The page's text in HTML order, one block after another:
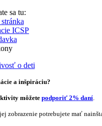
sa tu:
ICSP
o deti
a inšpiráciu?
môžete podporiť 2% daní.
zobrazenie potrebujete mať